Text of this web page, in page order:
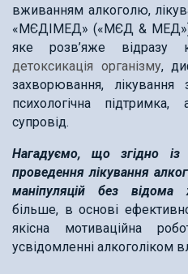
вживанням алкоголю,
«МЄДІМЕД» («МЄД & МЕД»)
яке розв’яже відразу
детоксикація організму,
захворювання,
психологічна
супровід.
Нагадуємо, що згідно із
проведення лікування
маніпуляцій без відома
більше, в основі
якісна мотиваційна
усвідомленні алкоголіком